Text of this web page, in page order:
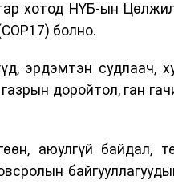
хотод НҮБ-ын
болно.
эрдэмтэн судлаач,
доройтол, ган
аюулгүй байдал,